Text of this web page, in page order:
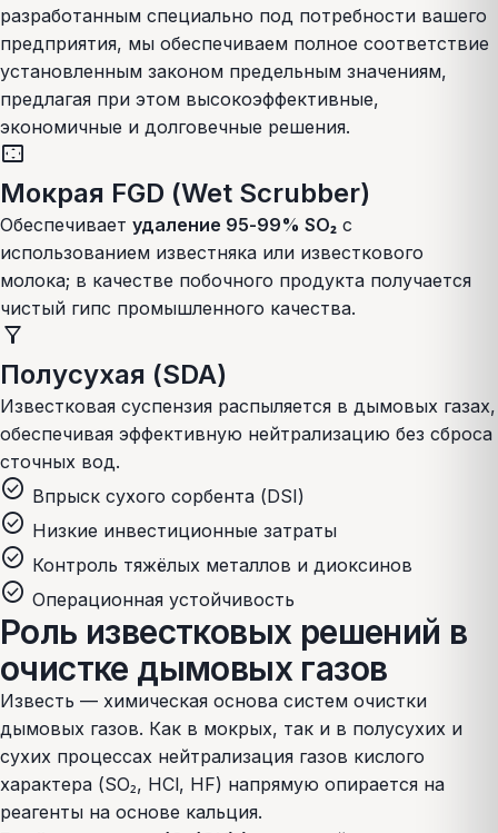
разработанным специально под потребности вашего
предприятия, мы обеспечиваем полное соответствие
установленным законом предельным значениям,
предлагая при этом высокоэффективные,
экономичные и долговечные решения.
settings_overscan
Мокрая FGD (Wet Scrubber)
Обеспечивает удаление 95-99% SO₂ с
использованием известняка или известкового
молока; в качестве побочного продукта получается
чистый гипс промышленного качества.
filter_alt
Полусухая (SDA)
Известковая суспензия распыляется в дымовых газах,
обеспечивая эффективную нейтрализацию без сброса
сточных вод.
check_circle Впрыск сухого сорбента (DSI)
check_circle Низкие инвестиционные затраты
check_circle Контроль тяжёлых металлов и диоксинов
check_circle Операционная устойчивость
Роль известковых решений в
очистке дымовых газов
Известь — химическая основа систем очистки
дымовых газов. Как в мокрых, так и в полусухих и
сухих процессах нейтрализация газов кислого
характера (SO₂, HCl, HF) напрямую опирается на
реагенты на основе кальция.